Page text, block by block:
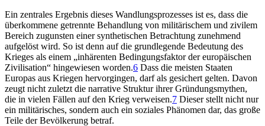
Ein zentrales Ergebnis dieses Wandlungsprozesses ist es, dass die
überkommene getrennte Behandlung von militärischem und zivilem
Bereich zugunsten einer synthetischen Betrachtung zunehmend
aufgelöst wird. So ist denn auf die grundlegende Bedeutung des
Krieges als einem „inhärenten Bedingungsfaktor der europäischen
Zivilisation“ hingewiesen worden.6 Dass die meisten Staaten
Europas aus Kriegen hervorgingen, darf als gesichert gelten. Davon
zeugt nicht zuletzt die narrative Struktur ihrer Gründungsmythen,
die in vielen Fällen auf den Krieg verweisen.7 Dieser stellt nicht nur
ein militärisches, sondern auch ein soziales Phänomen dar, das große
Teile der Bevölkerung betraf.